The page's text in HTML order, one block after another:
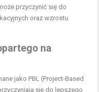
przyczynić się do
oraz wzrostu
na
jako PBL (Project-Based
się do lepszego